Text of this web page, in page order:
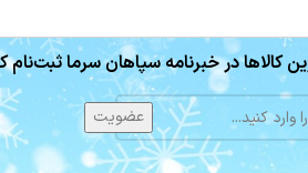
کالاها در خبرنامه سپاهان سرما ثبت‌نام